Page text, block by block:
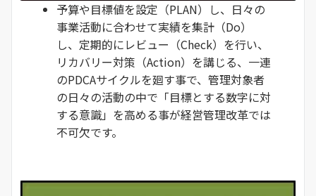
予算や目標値を設定（PLAN）し、日々の
事業活動に合わせて実績を集計（Do）
し、定期的にレビュー（Check）を行い、
リカバリー対策（Action）を講じる、一連
のPDCAサイクルを廻す事で、管理対象者
の日々の活動の中で「目標とする数字に対
する意識」を高める事が経営管理改革では
不可欠です。